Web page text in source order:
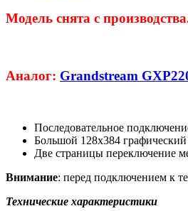
Модель снята с
Аналог: Grandstream
Последовательное
Большой 128x384
Две страницы переключение
Внимание: перед подключением к
Технические характеристики